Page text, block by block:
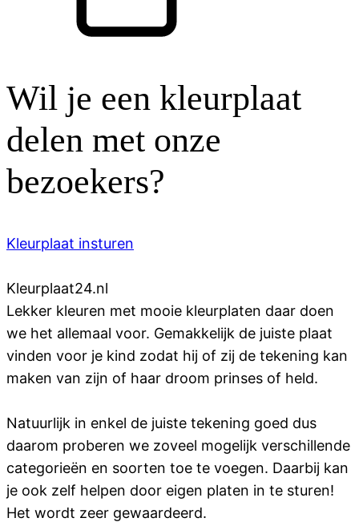
Wil je een kleurplaat
delen met onze
bezoekers?
Kleurplaat insturen
Kleurplaat24.nl
Lekker kleuren met mooie kleurplaten daar doen
we het allemaal voor. Gemakkelijk de juiste plaat
vinden voor je kind zodat hij of zij de tekening kan
maken van zijn of haar droom prinses of held.
Natuurlijk in enkel de juiste tekening goed dus
daarom proberen we zoveel mogelijk verschillende
categorieën en soorten toe te voegen. Daarbij kan
je ook zelf helpen door eigen platen in te sturen!
Het wordt zeer gewaardeerd.